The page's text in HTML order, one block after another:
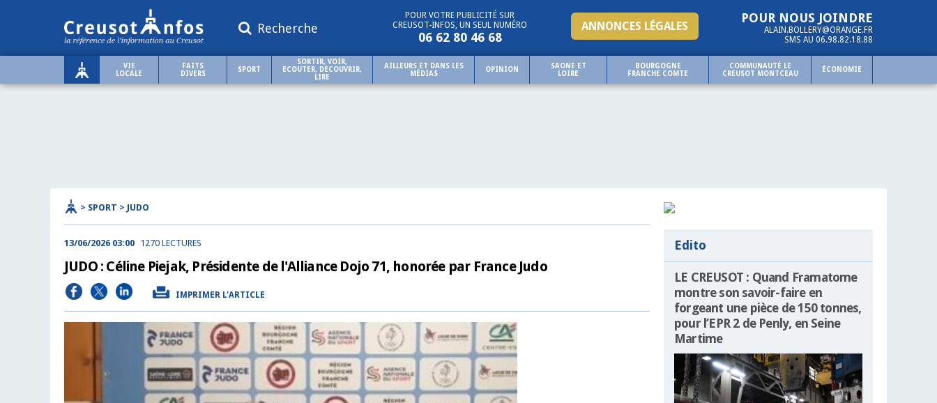
Recherche
POUR NOUS JOINDRE
ALAIN.BOLLERY@ORANGE.FR
SMS AU 06.98.82.18.88
ANNONCES LÉGALES
POUR VOTRE PUBLICITÉ SUR
CREUSOT-INFOS, UN SEUL NUMÉRO
06 62 80 46 68
VIE
LOCALE
FAITS
DIVERS
SPORT
SORTIR, VOIR,
ECOUTER, DECOUVRIR,
LIRE
AILLEURS ET DANS LES
MÉDIAS
OPINION
SAONE ET
LOIRE
BOURGOGNE
FRANCHE COMTE
COMMUNAUTÉ LE
CREUSOT MONTCEAU
ÉCONOMIE
> SPORT > JUDO
13/06/2026 03:00 1270 LECTURES
JUDO : Céline Piejak, Présidente de l'Alliance Dojo 71, honorée par France Judo
IMPRIMER L'ARTICLE
Edito
LE CREUSOT : Quand Framatome
montre son savoir-faire en
forgeant une pièce de 150 tonnes,
pour l’EPR 2 de Penly, en Seine
Martime